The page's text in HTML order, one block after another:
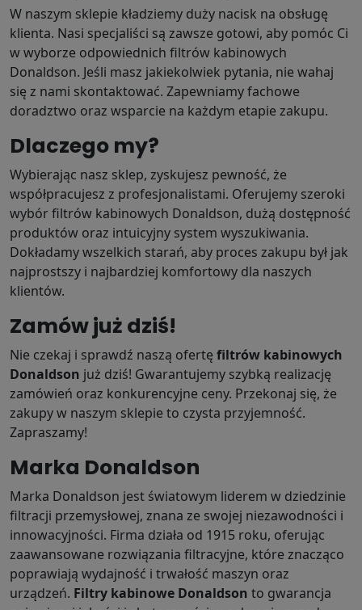
W naszym sklepie kładziemy duży nacisk na obsługę
klienta. Nasi specjaliści są zawsze gotowi, aby pomóc Ci
w wyborze odpowiednich filtrów kabinowych
Donaldson. Jeśli masz jakiekolwiek pytania, nie wahaj
się z nami skontaktować. Zapewniamy fachowe
doradztwo oraz wsparcie na każdym etapie zakupu.
Dlaczego my?
Wybierając nasz sklep, zyskujesz pewność, że
współpracujesz z profesjonalistami. Oferujemy szeroki
wybór filtrów kabinowych Donaldson, dużą dostępność
produktów oraz intuicyjny system wyszukiwania.
Dokładamy wszelkich starań, aby proces zakupu był jak
najprostszy i najbardziej komfortowy dla naszych
klientów.
Zamów już dziś!
Nie czekaj i sprawdź naszą ofertę filtrów kabinowych
Donaldson już dziś! Gwarantujemy szybką realizację
zamówień oraz konkurencyjne ceny. Przekonaj się, że
zakupy w naszym sklepie to czysta przyjemność.
Zapraszamy!
Marka Donaldson
Marka Donaldson jest światowym liderem w dziedzinie
filtracji przemysłowej, znana ze swojej niezawodności i
innowacyjności. Firma działa od 1915 roku, oferując
zaawansowane rozwiązania filtracyjne, które znacząco
poprawiają wydajność i trwałość maszyn oraz
urządzeń. Filtry kabinowe Donaldson to gwarancja